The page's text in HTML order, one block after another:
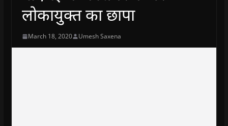
लोकायुक्त का छापा
March 18, 2020 Umesh Saxena